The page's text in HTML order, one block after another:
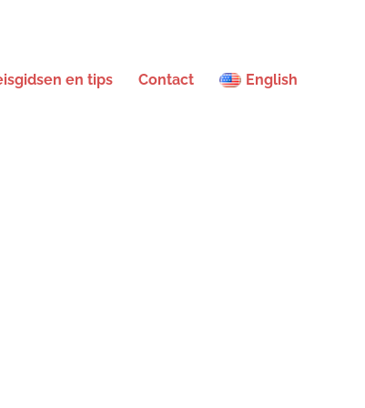
en tips Contact English